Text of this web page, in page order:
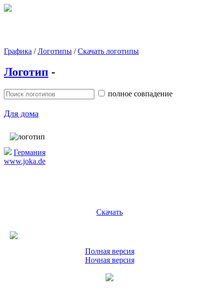
Графика /Логотипы /Скачать логотипы
Логотип -
полное совпадение
Для дома
Германия
www.joka.de
Скачать
Полная версия
Ночная версия